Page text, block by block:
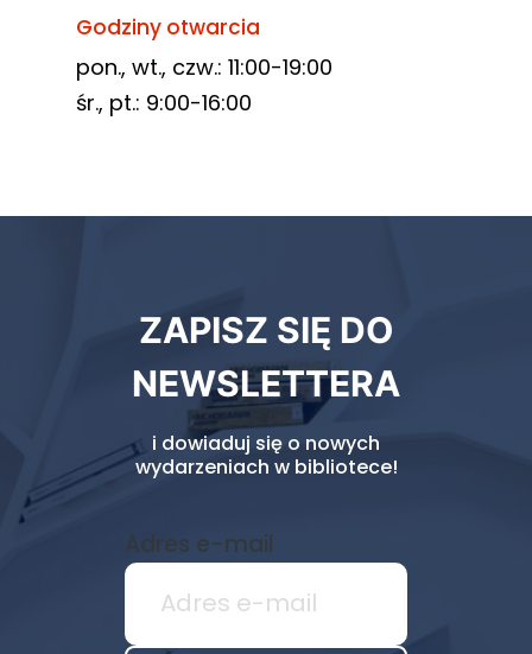
Godziny otwarcia
pon., wt., czw.: 11:00-19:00
śr., pt.: 9:00-16:00
biblioteki
ZAPISZ SIĘ DO
NEWSLETTERA
i dowiaduj się o nowych
wydarzeniach w bibliotece!
Adres e-mail